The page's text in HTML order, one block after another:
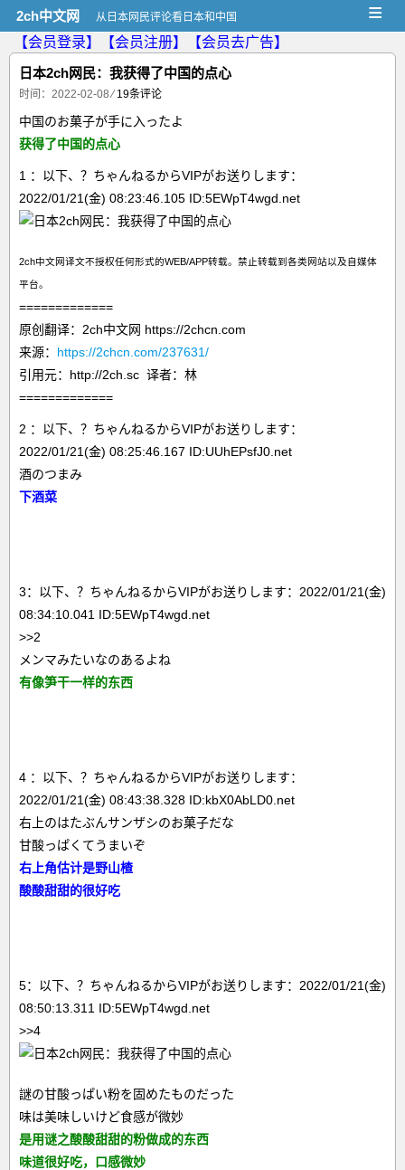
2ch中文网 从日本网民评论看日本和中国 ≡
【会员登录】 【会员注册】
【会员去广告】
日本2ch网民：我获得了中国的点心
时间：2022-02-08 ⁄19条评论
中国のお菓子が手に入ったよ
获得了中国的点心
1 ：以下、？ちゃんねるからVIPがお送りします：
2022/01/21(金) 08:23:46.105 ID:5EWpT4wgd.net
2ch中文网译文不授权任何形式的WEB/APP转载。禁止转载到各类网站以及自媒体
平台。
=============
原创翻译：2ch中文网 https://2chcn.com
来源： https://2chcn.com/237631/
引用元：http://2ch.sc 译者：林
=============
2 ：以下、？ちゃんねるからVIPがお送りします：
2022/01/21(金) 08:25:46.167 ID:UUhEPsfJ0.net
酒のつまみ
下酒菜
3：以下、？ちゃんねるからVIPがお送りします：2022/01/21(金)
08:34:10.041 ID:5EWpT4wgd.net
>>2
メンマみたいなのあるよね
有像笋干一样的东西
4 ：以下、？ちゃんねるからVIPがお送りします：
2022/01/21(金) 08:43:38.328 ID:kbX0AbLD0.net
右上のはたぶんサンザシのお菓子だな
甘酸っぱくてうまいぞ
右上角估计是野山楂
酸酸甜甜的很好吃
5：以下、？ちゃんねるからVIPがお送りします：2022/01/21(金)
08:50:13.311 ID:5EWpT4wgd.net
>>4
謎の甘酸っぱい粉を固めたものだった
味は美味しいけど食感が微妙
是用谜之酸酸甜甜的粉做成的东西
味道很好吃，口感微妙